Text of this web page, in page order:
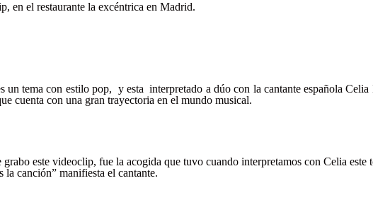
en el restaurante la excéntrica en Madrid.
un tema con estilo pop, y esta interpretado a dúo con la cantante española
cuenta con una gran trayectoria en el mundo musical.
este videoclip, fue la acogida que tuvo cuando interpretamos con Celia
la canción” manifiesta el cantante.